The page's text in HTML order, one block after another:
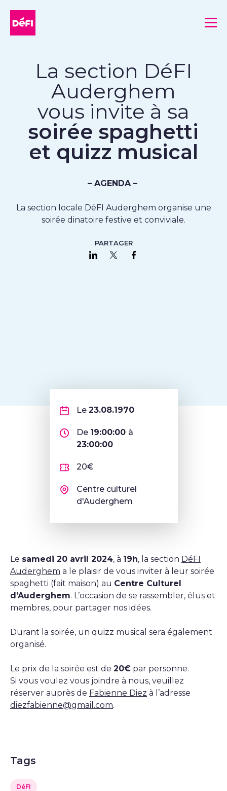
La section DéFI
Auderghem
vous invite à sa
soirée spaghetti
et quizz musical
– AGENDA –
La section locale DéFI Auderghem organise une
soirée dinatoire festive et conviviale.
PARTAGER
Partager sur LinkedIn
Partager sur Twitter
Le 23.08.1970
De 19:00:00 à
23:00:00
20€
Centre culturel
d'Auderghem
Le samedi 20 avril 2024, à 19h, la section DéFI
Auderghem a le plaisir de vous inviter à leur soirée
spaghetti (fait maison) au Centre Culturel
d’Auderghem. L’occasion de se rassembler, élus et
membres, pour partager nos idées.
Durant la soirée, un quizz musical sera également
organisé.
Le prix de la soirée est de 20€ par personne.
Si vous voulez vous joindre à nous, veuillez
réserver auprès de Fabienne Diez à l’adresse
diezfabienne@gmail.com.
Tags
DéFI